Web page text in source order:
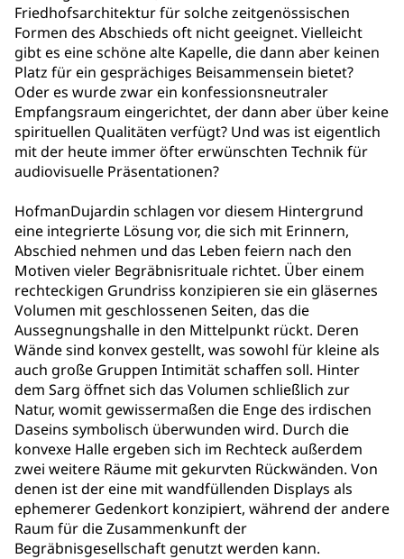
Friedhofsarchitektur für solche zeitgenössischen
Formen des Abschieds oft nicht geeignet. Vielleicht
gibt es eine schöne alte Kapelle, die dann aber keinen
Platz für ein gesprächiges Beisammensein bietet?
Oder es wurde zwar ein konfessionsneutraler
Empfangsraum eingerichtet, der dann aber über keine
spirituellen Qualitäten verfügt? Und was ist eigentlich
mit der heute immer öfter erwünschten Technik für
audiovisuelle Präsentationen?
HofmanDujardin schlagen vor diesem Hintergrund
eine integrierte Lösung vor, die sich mit Erinnern,
Abschied nehmen und das Leben feiern nach den
Motiven vieler Begräbnisrituale richtet. Über einem
rechteckigen Grundriss konzipieren sie ein gläsernes
Volumen mit geschlossenen Seiten, das die
Aussegnungshalle in den Mittelpunkt rückt. Deren
Wände sind konvex gestellt, was sowohl für kleine als
auch große Gruppen Intimität schaffen soll. Hinter
dem Sarg öffnet sich das Volumen schließlich zur
Natur, womit gewissermaßen die Enge des irdischen
Daseins symbolisch überwunden wird. Durch die
konvexe Halle ergeben sich im Rechteck außerdem
zwei weitere Räume mit gekurvten Rückwänden. Von
denen ist der eine mit wandfüllenden Displays als
ephemerer Gedenkort konzipiert, während der andere
Raum für die Zusammenkunft der
Begräbnisgesellschaft genutzt werden kann.